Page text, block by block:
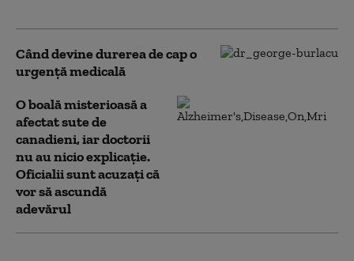
Când devine durerea de cap o
urgență medicală
O boală misterioasă a
afectat sute de
canadieni, iar doctorii
nu au nicio explicație.
Oficialii sunt acuzați că
vor să ascundă
adevărul